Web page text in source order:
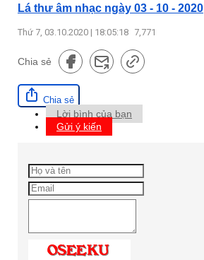
Lá thư âm nhạc ngày 03 - 10 - 2020
Thứ 7, 03.10.2020 | 18:05:18 7,771
Chia sẻ
Chia sẻ
Lời bình của bạn
Gửi ý kiến